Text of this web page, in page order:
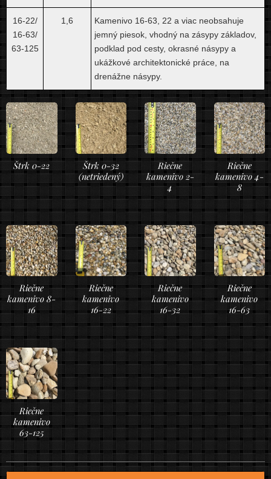
16-22/
16-63/
63-125
1,6
Kamenivo 16-63, 22 a viac neobsahuje
jemný piesok, vhodný na zásypy základov,
podklad pod cesty, okrasné násypy a
ukážkové architektonické práce, na
drenážne násypy.
Štrk 0-22
Štrk 0-32
(netriedený)
Riečne
kamenivo 2-
4
Riečne
kamenivo 4-
8
Riečne
kamenivo 8-
16
Riečne
kamenivo
16-22
Riečne
kamenivo
16-32
Riečne
kamenivo
16-63
Riečne
kamenivo
63-125